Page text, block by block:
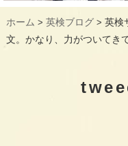
ギャラリー GALLERY
教室概要 INFORMATION
TOPICS
ホーム > 英検ブログ> 英検
文。かなり、力がついてき